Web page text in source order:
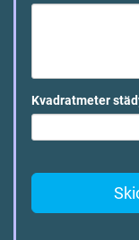
Kvadratmeter